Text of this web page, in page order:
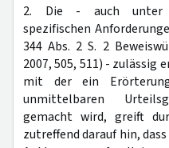
2. Die - auch unter
spezifischen
344 Abs. 2 S. 2
2007, 505, 511) - zulässig
mit der ein
unmittelbaren
gemacht wird, greift
zutreffend darauf hin,